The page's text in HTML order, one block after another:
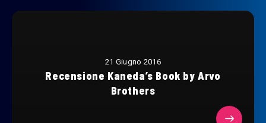
21 Giugno 2016
Recensione Kaneda’s Book by Arvo
Brothers